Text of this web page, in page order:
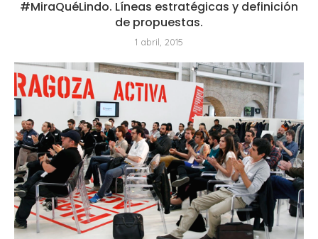
#MiraQuéLindo. Líneas estratégicas y definición
de propuestas.
1 abril, 2015